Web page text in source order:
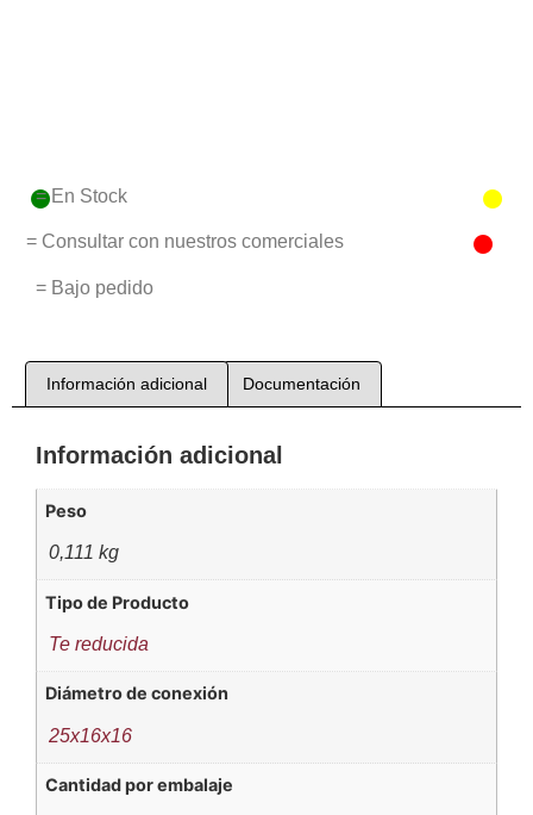
= En Stock
= Consultar con nuestros comerciales
= Bajo pedido
Información adicional Documentación
Información adicional
Peso
0,111 kg
Tipo de Producto
Te reducida
Diámetro de conexión
25x16x16
Cantidad por embalaje